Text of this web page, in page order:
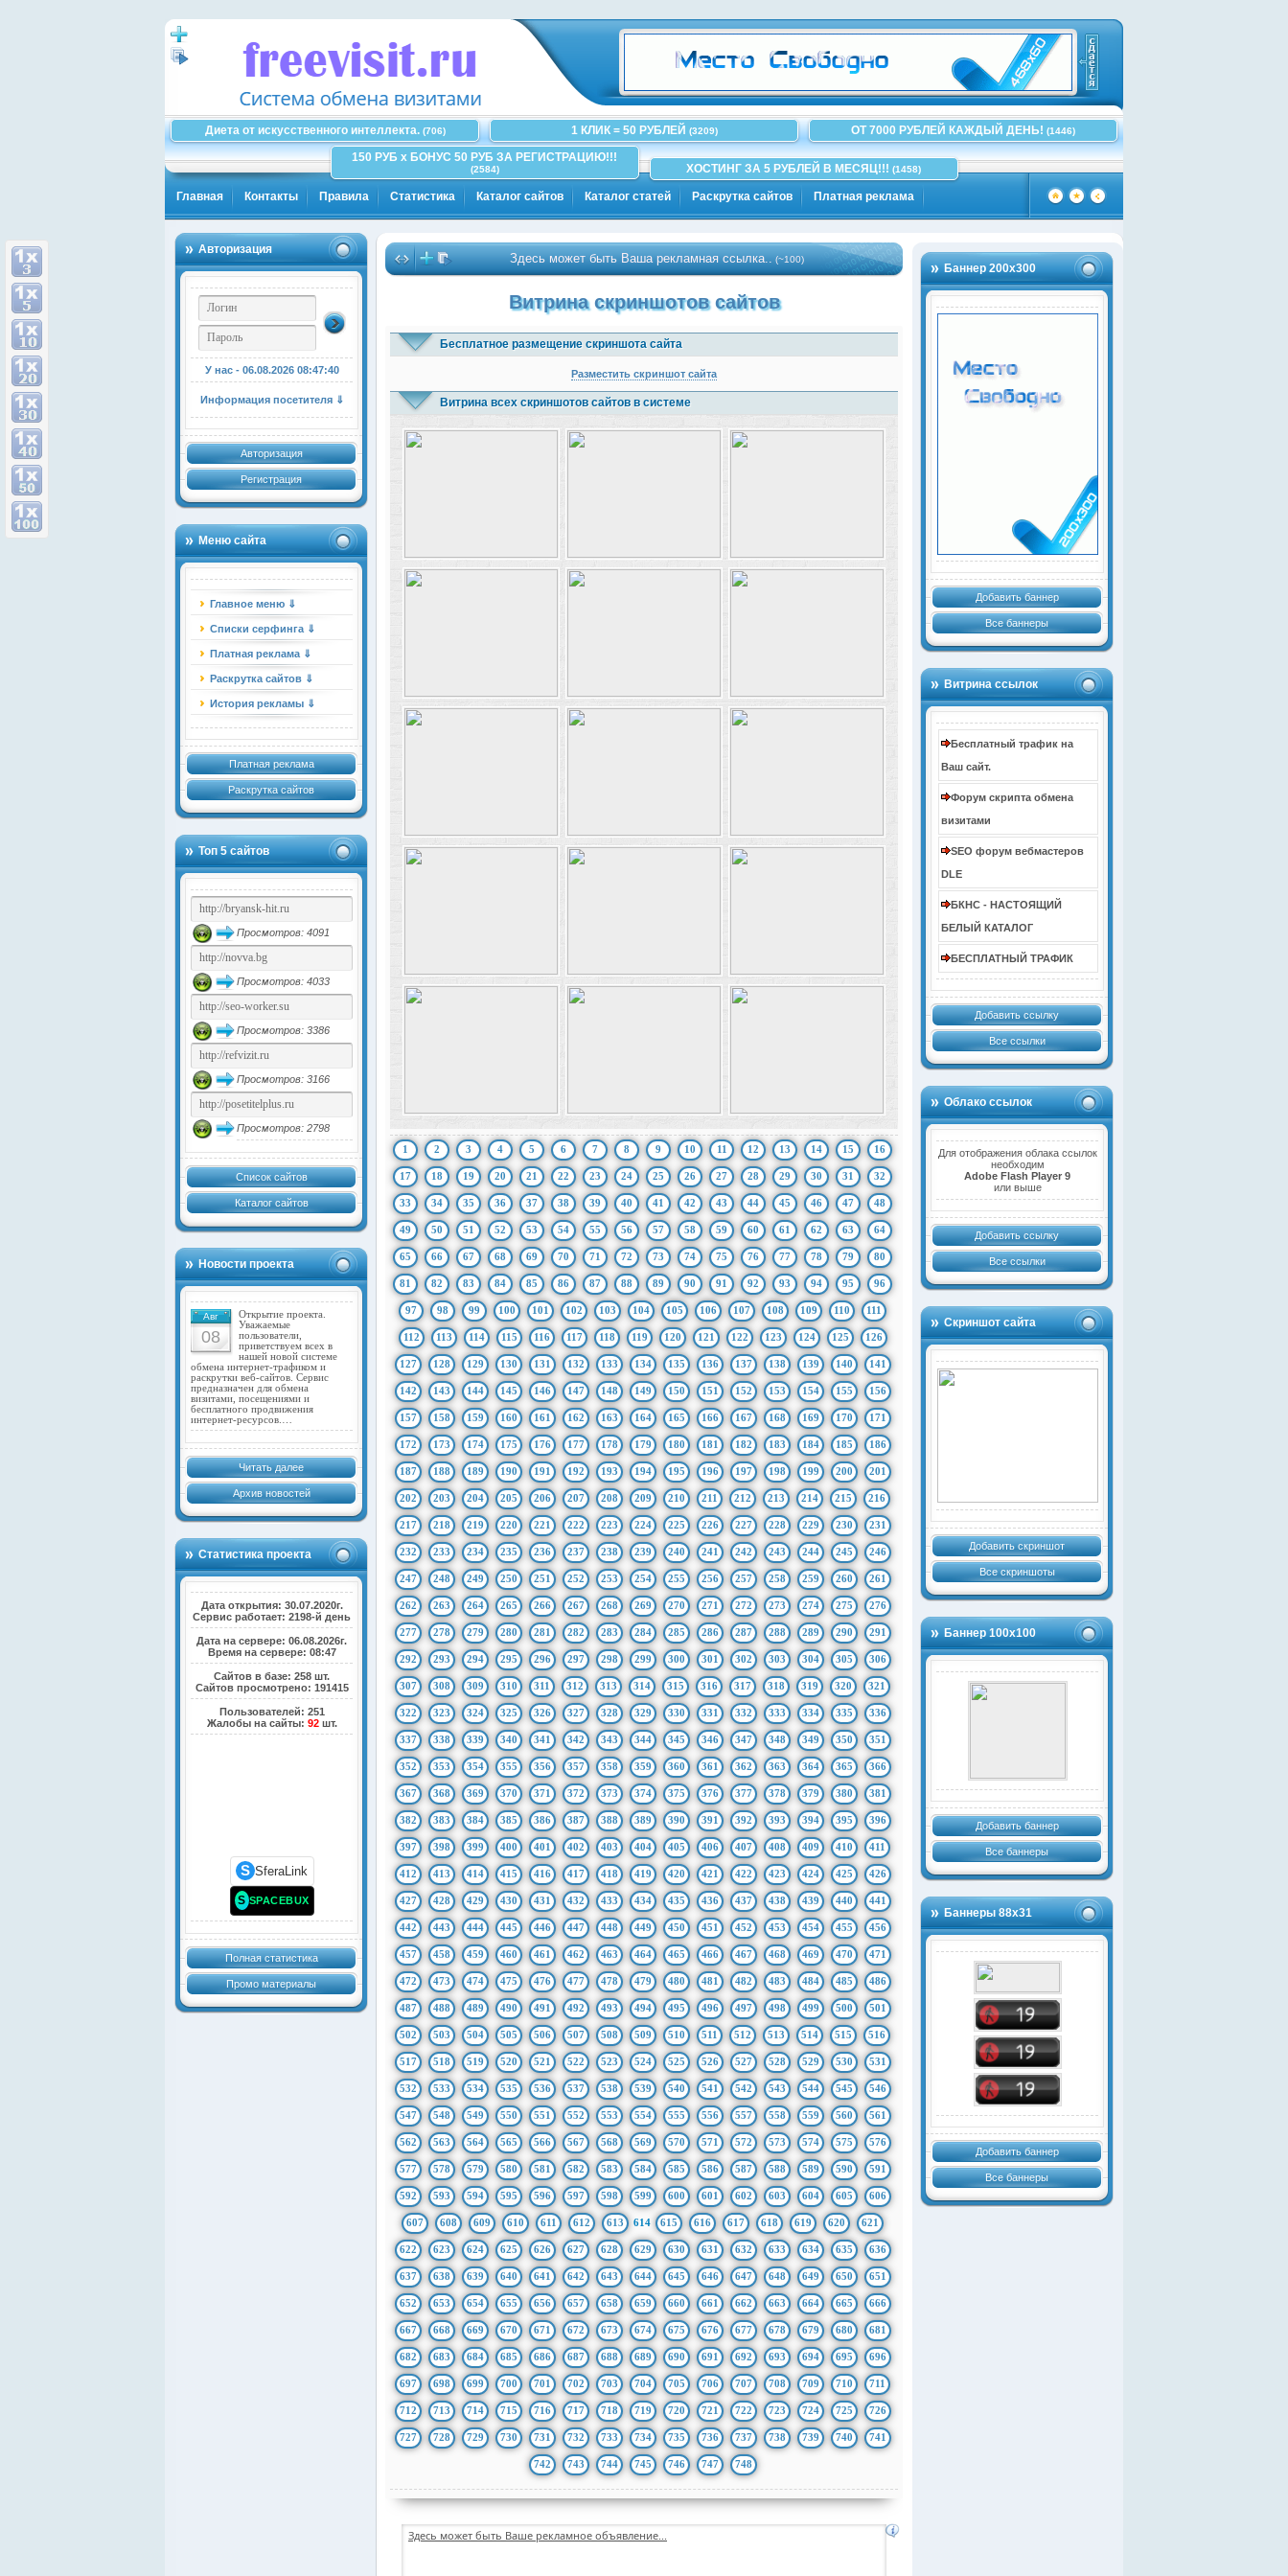
Диета от искусственного интеллекта.(706) 1 КЛИК = 50 РУБЛЕЙ (3209) ОТ 7000 РУБЛЕЙ КАЖДЫЙ ДЕНЬ! (1446)
150 РУБ x БОНУС 50 РУБ ЗА РЕГИСТРАЦИЮ!!!
(2584) ХОСТИНГ ЗА 5 РУБЛЕЙ В МЕСЯЦ!!! (1458)
Главная Контакты Правила Статистика Каталог сайтов Каталог статей Раскрутка сайтов Платная реклама
Авторизация
У нас - 06.08.2026 08:47:40
Информация посетителя ⇓
Авторизация
Регистрация
Меню сайта
Главное меню ⇓
Списки серфинга ⇓
Платная реклама ⇓
Раскрутка сайтов ⇓
История рекламы ⇓
Платная реклама
Раскрутка сайтов
Топ 5 сайтов
Просмотров: 4091
Просмотров: 4033
Просмотров: 3386
Просмотров: 3166
Просмотров: 2798
Список сайтов
Каталог сайтов
Новости проекта
Авг
08
Открытие проекта.
Уважаемые
пользователи,
приветствуем всех в
нашей новой системе
обмена интернет-трафиком и
раскрутки веб-сайтов. Сервис
предназначен для обмена
визитами, посещениями и
бесплатного продвижения
интернет-ресурсов.…
Читать далее
Архив новостей
Статистика проекта
Дата открытия: 30.07.2020г.
Сервис работает: 2198-й день
Дата на сервере: 06.08.2026г.
Время на сервере: 08:47
Сайтов в базе: 258 шт.
Сайтов просмотрено: 191415
Пользователей: 251
Жалобы на сайты: 92шт.
S SferaLink
S SPACEBUX
Полная статистика
Промо материалы
Баннер 200х300
Добавить баннер
Все баннеры
Витрина ссылок
Бесплатный трафик на
Ваш сайт.
Форум скрипта обмена
визитами
SEO форум вебмастеров
DLE
БКНС - НАСТОЯЩИЙ
БЕЛЫЙ КАТАЛОГ
БЕСПЛАТНЫЙ ТРАФИК
Добавить ссылку
Все ссылки
Облако ссылок
Для отображения облака ссылок
необходим
Adobe Flash Player 9
или выше
Добавить ссылку
Все ссылки
Скриншот сайта
Добавить скриншот
Все скриншоты
Баннер 100х100
Добавить баннер
Все баннеры
Баннеры 88х31
Добавить баннер
Все баннеры
Здесь может быть Ваша рекламная ссылка..(~100)
Витрина скриншотов сайтов
Бесплатное размещение скриншота сайта
Разместить скриншот сайта
Витрина всех скриншотов сайтов в системе
1 2 3 4 5 6 7 8 9 10 11 12 13 14 15 16
17 18 19 20 21 22 23 24 25 26 27 28 29 30 31 32
33 34 35 36 37 38 39 40 41 42 43 44 45 46 47 48
49 50 51 52 53 54 55 56 57 58 59 60 61 62 63 64
65 66 67 68 69 70 71 72 73 74 75 76 77 78 79 80
81 82 83 84 85 86 87 88 89 90 91 92 93 94 95 96
97 98 99 100 101 102 103 104 105 106 107 108 109 110 111
112 113 114 115 116 117 118 119 120 121 122 123 124 125 126
127 128 129 130 131 132 133 134 135 136 137 138 139 140 141
142 143 144 145 146 147 148 149 150 151 152 153 154 155 156
157 158 159 160 161 162 163 164 165 166 167 168 169 170 171
172 173 174 175 176 177 178 179 180 181 182 183 184 185 186
187 188 189 190 191 192 193 194 195 196 197 198 199 200 201
202 203 204 205 206 207 208 209 210 211 212 213 214 215 216
217 218 219 220 221 222 223 224 225 226 227 228 229 230 231
232 233 234 235 236 237 238 239 240 241 242 243 244 245 246
247 248 249 250 251 252 253 254 255 256 257 258 259 260 261
262 263 264 265 266 267 268 269 270 271 272 273 274 275 276
277 278 279 280 281 282 283 284 285 286 287 288 289 290 291
292 293 294 295 296 297 298 299 300 301 302 303 304 305 306
307 308 309 310 311 312 313 314 315 316 317 318 319 320 321
322 323 324 325 326 327 328 329 330 331 332 333 334 335 336
337 338 339 340 341 342 343 344 345 346 347 348 349 350 351
352 353 354 355 356 357 358 359 360 361 362 363 364 365 366
367 368 369 370 371 372 373 374 375 376 377 378 379 380 381
382 383 384 385 386 387 388 389 390 391 392 393 394 395 396
397 398 399 400 401 402 403 404 405 406 407 408 409 410 411
412 413 414 415 416 417 418 419 420 421 422 423 424 425 426
427 428 429 430 431 432 433 434 435 436 437 438 439 440 441
442 443 444 445 446 447 448 449 450 451 452 453 454 455 456
457 458 459 460 461 462 463 464 465 466 467 468 469 470 471
472 473 474 475 476 477 478 479 480 481 482 483 484 485 486
487 488 489 490 491 492 493 494 495 496 497 498 499 500 501
502 503 504 505 506 507 508 509 510 511 512 513 514 515 516
517 518 519 520 521 522 523 524 525 526 527 528 529 530 531
532 533 534 535 536 537 538 539 540 541 542 543 544 545 546
547 548 549 550 551 552 553 554 555 556 557 558 559 560 561
562 563 564 565 566 567 568 569 570 571 572 573 574 575 576
577 578 579 580 581 582 583 584 585 586 587 588 589 590 591
592 593 594 595 596 597 598 599 600 601 602 603 604 605 606
607 608 609 610 611 612 613 614 615 616 617 618 619 620 621
622 623 624 625 626 627 628 629 630 631 632 633 634 635 636
637 638 639 640 641 642 643 644 645 646 647 648 649 650 651
652 653 654 655 656 657 658 659 660 661 662 663 664 665 666
667 668 669 670 671 672 673 674 675 676 677 678 679 680 681
682 683 684 685 686 687 688 689 690 691 692 693 694 695 696
697 698 699 700 701 702 703 704 705 706 707 708 709 710 711
712 713 714 715 716 717 718 719 720 721 722 723 724 725 726
727 728 729 730 731 732 733 734 735 736 737 738 739 740 741
742 743 744 745 746 747 748
Здесь может быть Ваше рекламное объявление...